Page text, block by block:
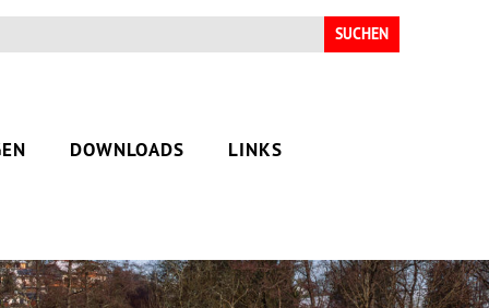
Suchen
nach:
DOWNLOADS LINKS